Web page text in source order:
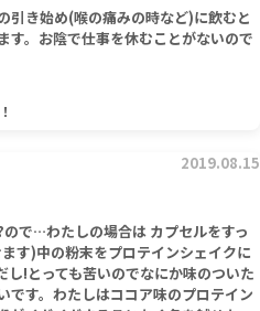
引き始め(喉の痛みの時など)に飲むと
す。お陰で仕事を休むことがないので
2019.08.15
で…わたしの場合は カプセルをすっ
す)中の粉末をプロテインシェイクに
し!とっても苦いのでなにか味のついた
です。わたしはココア味のプロテイン